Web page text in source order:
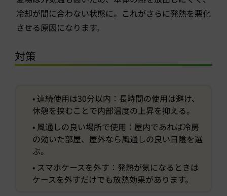
冷却が間に合わない状態に。これがさらに発熱を悪化
させる原因になります。
対策
• 連続使用は30分以内：長時間の使用は避け、
休憩を挟むことで内部温度の上昇を抑える。
• 風通しの良い場所で使用：屋内であれば冷房
の効いた部屋、屋外なら風通しの良い日陰を選
ぶ。
• スマホケースを外す：発熱が気になるときは
ケースを外すだけでも放熱効果があります。